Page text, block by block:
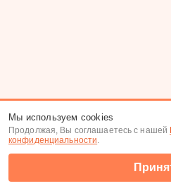
Мы используем cookies
Продолжая, Вы соглашаетесь с нашей
конфиденциальности.